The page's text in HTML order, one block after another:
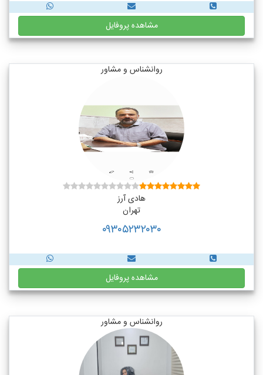
مشاهده پروفایل
روانشناس و مشاور
هادی آرز
تهران
۰۹۳۰۵۲۳۲۰۳۰
مشاهده پروفایل
روانشناس و مشاور